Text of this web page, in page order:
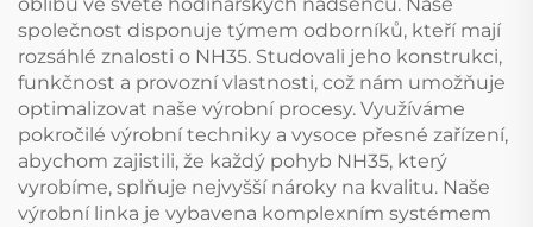
společnost disponuje týmem odborníků, kteří mají
rozsáhlé znalosti o NH35. Studovali jeho konstrukci,
funkčnost a provozní vlastnosti, což nám umožňuje
optimalizovat naše výrobní procesy. Využíváme
pokročilé výrobní techniky a vysoce přesné zařízení,
abychom zajistili, že každý pohyb NH35, který
vyrobíme, splňuje nejvyšší nároky na kvalitu. Naše
výrobní linka je vybavena komplexním systémem